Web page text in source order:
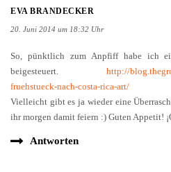
EVA BRANDECKER
20. Juni 2014 um 18:32 Uhr
So, pünktlich zum Anpfiff habe ich
beigesteuert. http://
fruehstueck-nach-costa-rica-art/
Vielleicht gibt es ja wieder eine
ihr morgen damit feiern :) Guten Appetit!
Antworten